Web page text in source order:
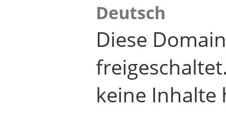
Deutsch
Diese
keine Inhalte